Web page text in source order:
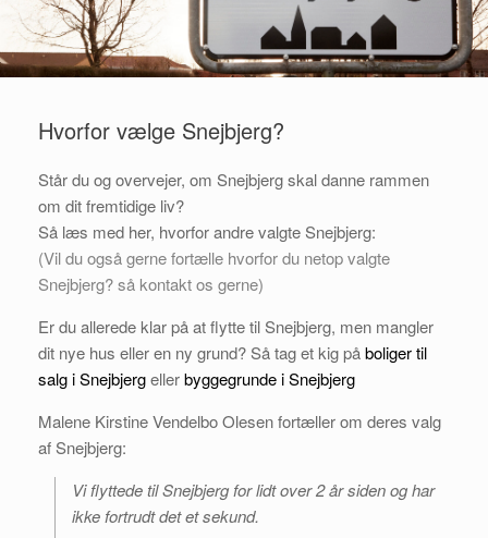
Hvorfor vælge Snejbjerg?
Står du og overvejer, om Snejbjerg skal danne rammen
om dit fremtidige liv?
Så læs med her, hvorfor andre valgte Snejbjerg:
(Vil du også gerne fortælle hvorfor du netop valgte
Snejbjerg? så kontaktos gerne)
Er du allerede klar på at flytte til Snejbjerg, men mangler
dit nye hus eller en ny grund? Så tag et kig påboliger til
salg i Snejbjergellerbyggegrunde i Snejbjerg
Malene Kirstine Vendelbo Olesen fortæller om deres valg
af Snejbjerg:
Vi flyttede til Snejbjerg for lidt over 2 år siden og har
ikke fortrudt det et sekund.